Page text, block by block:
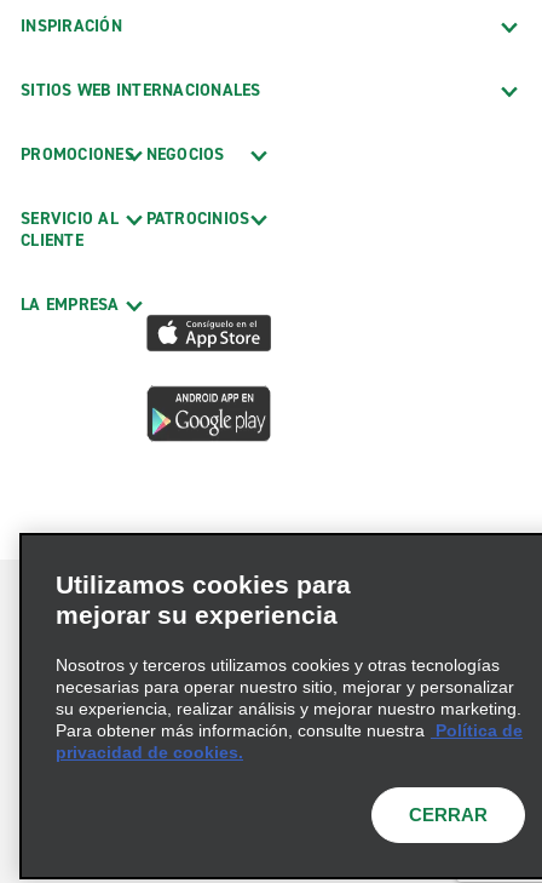
INSPIRACIÓN
SITIOS WEB INTERNACIONALES
PROMOCIONES
SERVICIO AL
CLIENTE
LA EMPRESA
NEGOCIOS
PATROCINIOS
Términos de uso
Política de privacidad
Política de cookies
Información de Salud del Consumidor
© 2026 Enterprise Holdings, Inc. Todos los derechos
Utilizamos cookies para
mejorar su experiencia
Nosotros y terceros utilizamos cookies y otras tecnologías
necesarias para operar nuestro sitio, mejorar y personalizar
su experiencia, realizar análisis y mejorar nuestro marketing.
Para obtener más información, consulte nuestra
Política de
privacidad de cookies.
CERRAR